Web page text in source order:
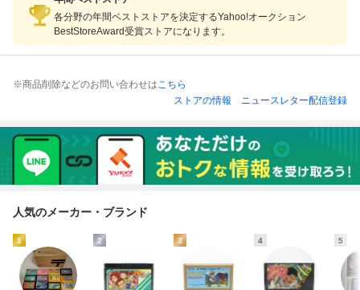
各分野の年間ベストストアを決定するYahoo!オークション
BestStoreAward受賞ストアになります。
※商品削除などのお問い合わせはこちら
ストアの情報
ニュースレター配信登録
人気のメーカー・ブランド
1 2 3 4 5